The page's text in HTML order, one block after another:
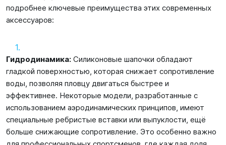
подробнее ключевые преимущества этих современных
аксессуаров:
Гидродинамика: Силиконовые шапочки обладают
гладкой поверхностью, которая снижает сопротивление
воды, позволяя пловцу двигаться быстрее и
эффективнее. Некоторые модели, разработанные с
использованием аэродинамических принципов, имеют
специальные ребристые вставки или выпуклости, ещё
больше снижающие сопротивление. Это особенно важно